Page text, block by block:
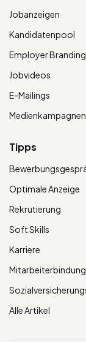
Jobanzeigen
Kandidatenpool
Employer Branding
Jobvideos
E-Mailings
Medienkampagnen
Tipps
Optimale Anzeige
Rekrutierung
Soft Skills
Karriere
Mitarbeiterbindung
Alle Artikel